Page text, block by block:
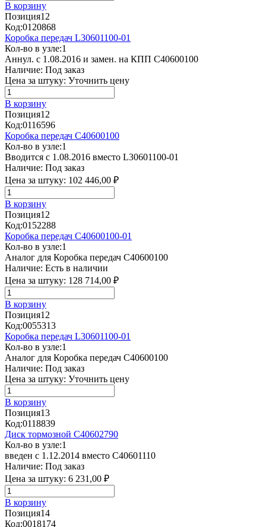
В корзину
Позиция12
Код:0120868
Коробка передач L30601100-01
Кол-во в узле:1
Аннул. с 1.08.2016 и замен. на КПП С40600100
Наличие: Под заказ
Цена за штуку: Уточнить цену
В корзину
Позиция12
Код:0116596
Коробка передач C40600100
Кол-во в узле:1
Вводится с 1.08.2016 вместо L30601100-01
Наличие: Под заказ
Цена за штуку: 102 446,00 ₽
В корзину
Позиция12
Код:0152288
Коробка передач C40600100-01
Кол-во в узле:1
Аналог для Коробка передач C40600100
Наличие: Есть в наличии
Цена за штуку: 128 714,00 ₽
В корзину
Позиция12
Код:0055313
Коробка передач L30601100-01
Кол-во в узле:1
Аналог для Коробка передач C40600100
Наличие: Под заказ
Цена за штуку: Уточнить цену
В корзину
Позиция13
Код:0118839
Диск тормозной C40602790
Кол-во в узле:1
введен с 1.12.2014 вместо С40601110
Наличие: Под заказ
Цена за штуку: 6 231,00 ₽
В корзину
Позиция14
Код:0018174